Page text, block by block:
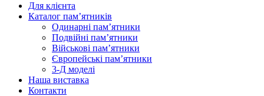
Для клієнта
Каталог пам’ятників
Одинарні пам’ятники
Подвійні пам’ятники
Військові пам’ятники
Європейські пам’ятники
3-Д моделі
Наша виставка
Контакти